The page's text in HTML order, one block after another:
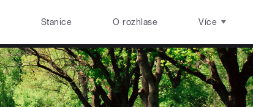
Stanice O rozhlase Více